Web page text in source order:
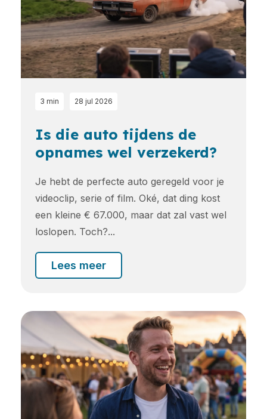
3 min 28 jul 2026
Is die auto tijdens de
opnames wel verzekerd?
Je hebt de perfecte auto geregeld voor je
videoclip, serie of film. Oké, dat ding kost
een kleine € 67.000, maar dat zal vast wel
loslopen. Toch?...
Lees meer